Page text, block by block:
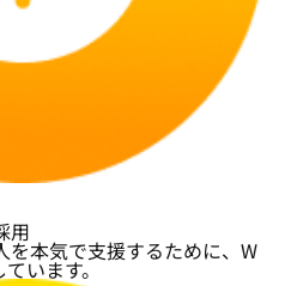
用
を本気で支援するために、W
います。